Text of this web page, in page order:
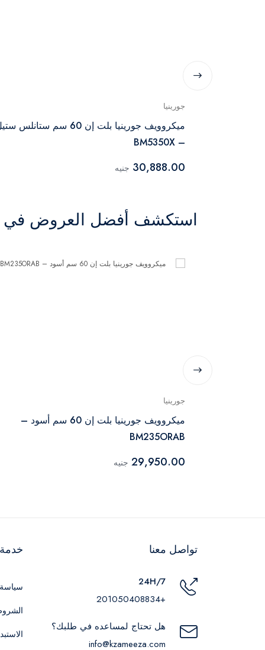
جورينيا
ميكروويف جورينيا بلت إن 60 سم ستانلس
– BM5350X
30,888.00 جنيه
استكشف أفضل العروض في
جورينيا
ميكروويف جورينيا بلت إن 60 سم أسود –
BM235ORAB
29,950.00 جنيه
تواصل معنا
24H/7
+201050408834
هل تحتاج لمساعده في طلبك؟
info@kzameeza.com
خدمة